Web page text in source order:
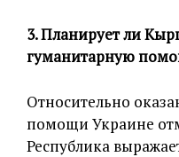
3. Планирует ли
гуманитарную
Относительно
помощи Украине
Республика